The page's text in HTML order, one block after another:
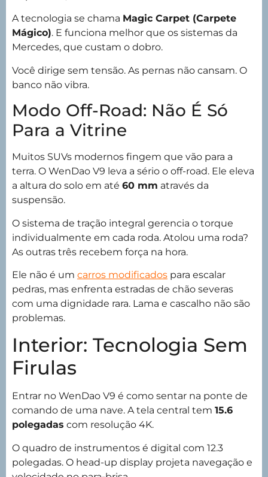
A tecnologia se chama Magic Carpet (Carpete
Mágico). E funciona melhor que os sistemas da
Mercedes, que custam o dobro.
Você dirige sem tensão. As pernas não cansam. O
banco não vibra.
Modo Off-Road: Não É Só
Para a Vitrine
Muitos SUVs modernos fingem que vão para a
terra. O WenDao V9 leva a sério o off-road. Ele eleva
a altura do solo em até 60 mm através da
suspensão.
O sistema de tração integral gerencia o torque
individualmente em cada roda. Atolou uma roda?
As outras três recebem força na hora.
Ele não é um carros modificados para escalar
pedras, mas enfrenta estradas de chão severas
com uma dignidade rara. Lama e cascalho não são
problemas.
Interior: Tecnologia Sem
Firulas
Entrar no WenDao V9 é como sentar na ponte de
comando de uma nave. A tela central tem 15.6
polegadas com resolução 4K.
O quadro de instrumentos é digital com 12.3
polegadas. O head-up display projeta navegação e